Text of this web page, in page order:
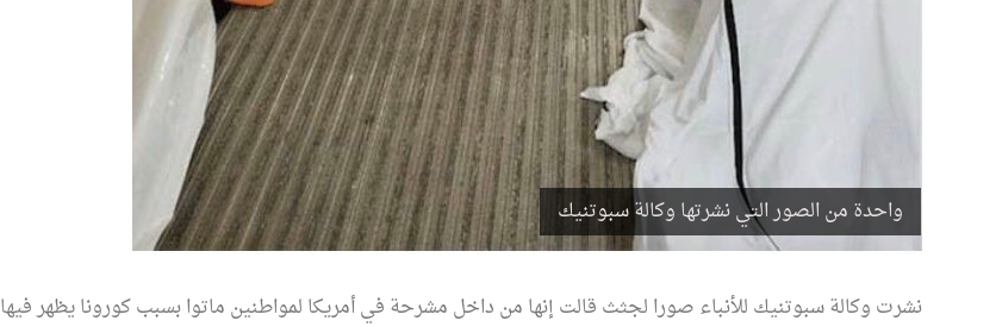
واحدة من الصور التي نشرتها وكالة سبوتنيك
نشرت وكالة سبوتنيك للأنباء صورا لجثث قالت إنها من داخل مشرحة في أمريكا لمواطنين ماتوا بسبب كورونا يظهر فيها
حسام عقل ينتصر للشيخ الشعراوي